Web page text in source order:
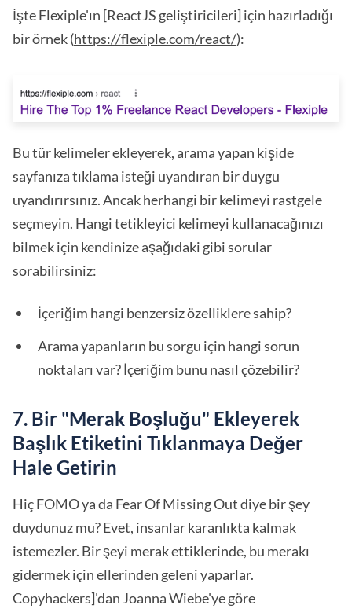
İşte Flexiple'ın [ReactJS geliştiricileri] için hazırladığı
bir örnek (https://flexiple.com/react/):
Bu tür kelimeler ekleyerek, arama yapan kişide
sayfanıza tıklama isteği uyandıran bir duygu
uyandırırsınız. Ancak herhangi bir kelimeyi rastgele
seçmeyin. Hangi tetikleyici kelimeyi kullanacağınızı
bilmek için kendinize aşağıdaki gibi sorular
sorabilirsiniz:
İçeriğim hangi benzersiz özelliklere sahip?
Arama yapanların bu sorgu için hangi sorun
noktaları var? İçeriğim bunu nasıl çözebilir?
7. Bir "Merak Boşluğu" Ekleyerek
Başlık Etiketini Tıklanmaya Değer
Hale Getirin
Hiç FOMO ya da Fear Of Missing Out diye bir şey
duydunuz mu? Evet, insanlar karanlıkta kalmak
istemezler. Bir şeyi merak ettiklerinde, bu merakı
gidermek için ellerinden geleni yaparlar.
Copyhackers]'dan Joanna Wiebe'ye göre